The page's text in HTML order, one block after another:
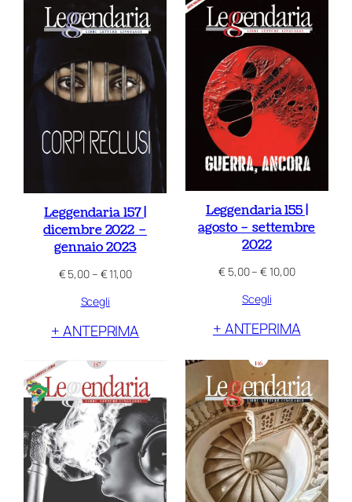
Leggendaria 157 |
dicembre 2022 –
gennaio 2023
€5,00– €11,00Fascia
€ 5,00
Scegli
+ ANTEPRIMA
Leggendaria 155 |
agosto – settembre
2022
€5,00– €10,00Fascia
€ 5,00
€ 10,00
Scegli
+ ANTEPRIMA